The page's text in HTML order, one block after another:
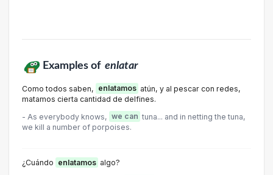
Examples of enlatar
Como todos saben, enlatamos atún, y al pescar con redes,
matamos cierta cantidad de delfines.
- As everybody knows, we can tuna... and in netting the tuna,
we kill a number of porpoises.
¿Cuándo enlatamos algo?